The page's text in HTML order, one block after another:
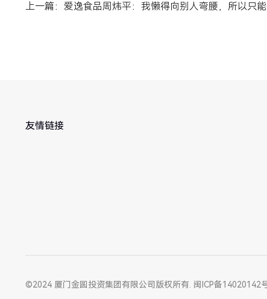
上一篇：爱逸食品周炜平：我懒得向别人弯腰，所以只
友情链接
©2024 厦门金圆投资集团有限公司版权所有. 闽ICP备14020142